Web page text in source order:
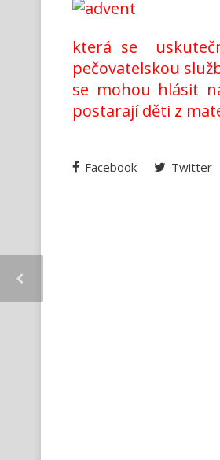
která se
pečovatelskou
se mohou hlásit
postarají děti z
Facebook Twitter